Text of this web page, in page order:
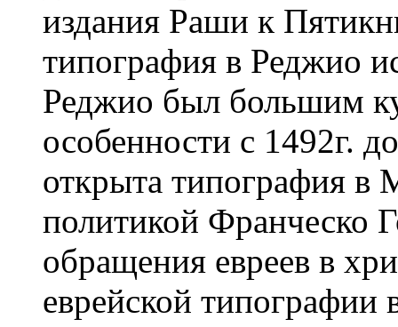
издания Раши к
типография в Реджио
Реджио был большим
особенности с 1492г.
открыта типография в
политикой Франческо
обращения евреев в
еврейской типографии